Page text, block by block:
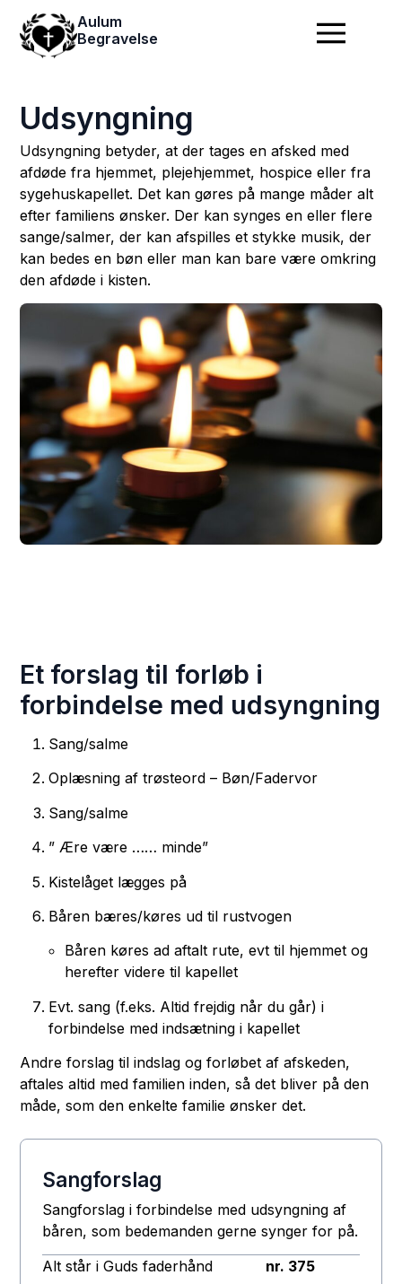
Aulum
Begravelse
Udsyngning
Udsyngning betyder, at der tages en afsked med
afdøde fra hjemmet, plejehjemmet, hospice eller fra
sygehuskapellet. Det kan gøres på mange måder alt
efter familiens ønsker. Der kan synges en eller flere
sange/salmer, der kan afspilles et stykke musik, der
kan bedes en bøn eller man kan bare være omkring
den afdøde i kisten.
Et forslag til forløb i
forbindelse med udsyngning
Sang/salme
Oplæsning af trøsteord – Bøn/Fadervor
Sang/salme
” Ære være …… minde”
Kistelåget lægges på
Båren bæres/køres ud til rustvogen
Båren køres ad aftalt rute, evt til hjemmet og
herefter videre til kapellet
Evt. sang (f.eks. Altid frejdig når du går) i
forbindelse med indsætning i kapellet
Andre forslag til indslag og forløbet af afskeden,
aftales altid med familien inden, så det bliver på den
måde, som den enkelte familie ønsker det.
Sangforslag
Sangforslag i forbindelse med udsyngning af
båren, som bedemanden gerne synger for på.
Alt står i Guds faderhånd
nr. 375